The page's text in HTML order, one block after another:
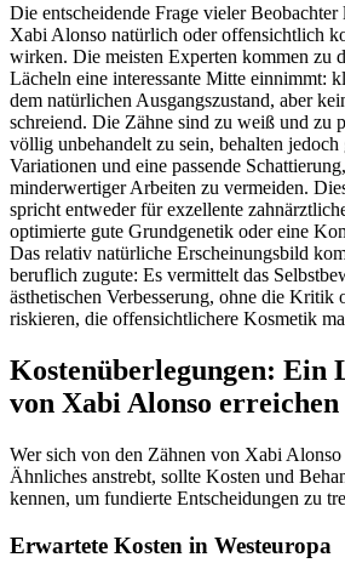
Die entscheidende Frage vieler
Xabi Alonso natürlich oder offensichtlich
wirken. Die meisten Experten kommen zu
Lächeln eine interessante Mitte einnimmt:
dem natürlichen Ausgangszustand, aber
schreiend. Die Zähne sind zu weiß und zu
völlig unbehandelt zu sein, behalten jedoch
Variationen und eine passende
minderwertiger Arbeiten zu vermeiden.
spricht entweder für exzellente
optimierte gute Grundgenetik oder eine
Das relativ natürliche Erscheinungsbild
beruflich zugute: Es vermittelt das
ästhetischen Verbesserung, ohne die Kritik
riskieren, die offensichtlichere Kosmetik
Kostenüberlegungen: Ein
von Xabi Alonso erreichen
Wer sich von den Zähnen von Xabi Alonso
Ähnliches anstrebt, sollte Kosten und
kennen, um fundierte Entscheidungen zu
Erwartete Kosten in Westeuropa